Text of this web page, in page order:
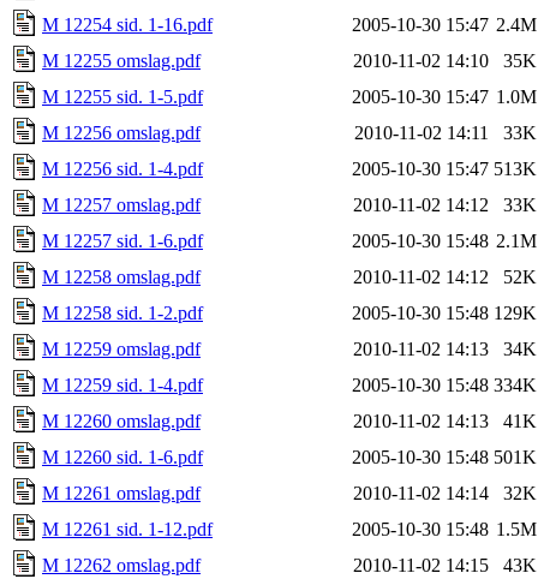
M 12254 sid. 1-16.pdf
2005-10-30 15:47 2.4M
M 12255 omslag.pdf
2010-11-02 14:10
35K
M 12255 sid. 1-5.pdf
2005-10-30 15:47 1.0M
M 12256 omslag.pdf
2010-11-02 14:11
33K
M 12256 sid. 1-4.pdf
2005-10-30 15:47 513K
M 12257 omslag.pdf
2010-11-02 14:12
33K
M 12257 sid. 1-6.pdf
2005-10-30 15:48 2.1M
M 12258 omslag.pdf
2010-11-02 14:12
52K
M 12258 sid. 1-2.pdf
2005-10-30 15:48 129K
M 12259 omslag.pdf
2010-11-02 14:13
34K
M 12259 sid. 1-4.pdf
2005-10-30 15:48 334K
M 12260 omslag.pdf
2010-11-02 14:13
41K
M 12260 sid. 1-6.pdf
2005-10-30 15:48 501K
M 12261 omslag.pdf
2010-11-02 14:14
32K
M 12261 sid. 1-12.pdf
2005-10-30 15:48 1.5M
M 12262 omslag.pdf
2010-11-02 14:15
43K